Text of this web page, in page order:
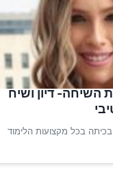
השיחה- דיון ושיח
בכיתה בכל מקצועות הלימוד